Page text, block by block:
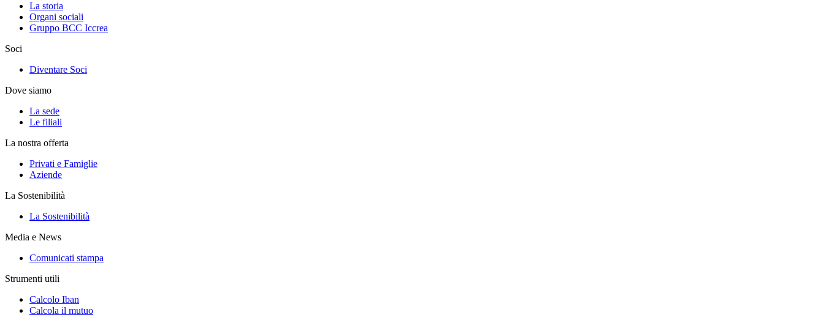
La storia
Organi sociali
Gruppo BCC Iccrea
Soci
Diventare Soci
Dove siamo
La sede
Le filiali
La nostra offerta
Privati e Famiglie
Aziende
La Sostenibilità
La Sostenibilità
Media e News
Comunicati stampa
Strumenti utili
Calcolo Iban
Calcola il mutuo